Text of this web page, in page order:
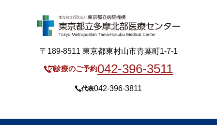
〒189-8511 東京都東村山市青葉町1-7-1
診療のご予約042-396-3511
代表042-396-3811